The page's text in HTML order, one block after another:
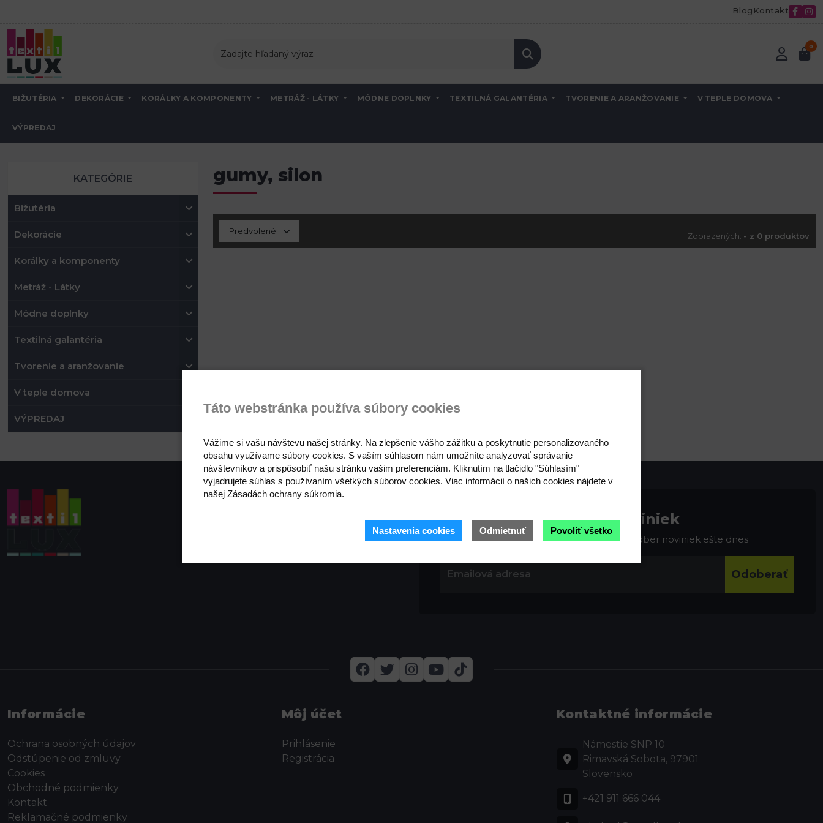
Blog Kontakt
0
BIŽUTÉRIA DEKORÁCIE KORÁLKY A KOMPONENTY METRÁŽ - LÁTKY MÓDNE DOPLNKY TEXTILNÁ GALANTÉRIA TVORENIE A ARANŽOVANIE V TEPLE DOMOVA
VÝPREDAJ
Úvod Návlekový material
KATEGÓRIE
Bižutéria
Dekorácie
Korálky a komponenty
Metráž - Látky
Módne doplnky
Textilná galantéria
Tvorenie a aranžovanie
V teple domova
VÝPREDAJ
gumy, silon
Zobrazených: - z 0 produktov
Prihláste sa na odber noviniek
Buďte prvý, kto to vie. Zaregistrujte sa na odber noviniek ešte dnes
Odoberať
Informácie
Ochrana osobných údajov
Odstúpenie od zmluvy
Cookies
Obchodné podmienky
Kontakt
Reklamačné podmienky
Môj účet
Prihlásenie
Registrácia
Kontaktné informácie
Námestie SNP 10
Rimavská Sobota, 97901
Slovensko
+421 911 666 044
Táto webstránka používa súbory cookies
Vážime si vašu návštevu našej stránky. Na zlepšenie vášho zážitku a poskytnutie personalizovaného
obsahu využívame súbory cookies. S vaším súhlasom nám umožníte analyzovať správanie
návštevníkov a prispôsobiť našu stránku vašim preferenciám. Kliknutím na tlačidlo "Súhlasím"
vyjadrujete súhlas s používaním všetkých súborov cookies. Viac informácií o našich cookies nájdete v
našej Zásadách ochrany súkromia.
Nastavenia cookies Odmietnuť Povoliť všetko